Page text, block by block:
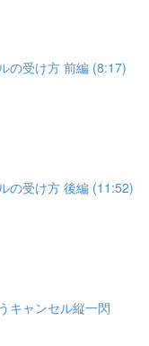
の受け方 前編 (8:17)
の受け方 後編 (11:52)
キャンセル縦一閃